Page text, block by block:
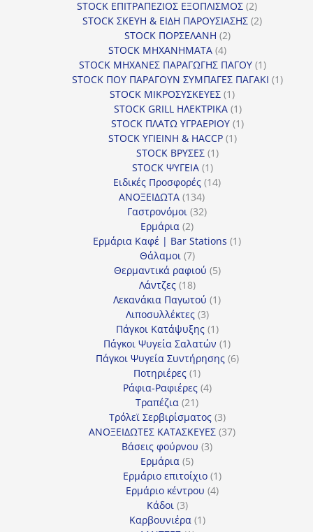
προϊόντα
STOCK ΕΠΙΤΡΑΠΕΖΙΟΣ ΕΞΟΠΛΙΣΜΟΣ 22
προϊόντα
STOCK ΣΚΕΥΗ & ΕΙΔΗ ΠΑΡΟΥΣΙΑΣΗΣ 22
STOCK ΠΟΡΣΕΛΑΝΗ 22
STOCK ΜΗΧΑΝΗΜΑΤΑ 44
προϊόντα
STOCK ΜΗΧΑΝΕΣ ΠΑΡΑΓΩΓΗΣ ΠΑΓΟΥ 11
προϊόν
STOCK ΠΟΥ ΠΑΡΑΓΟΥΝ ΣΥΜΠΑΓΕΣ ΠΑΓΑΚΙ 11
STOCK ΜΙΚΡΟΣΥΣΚΕΥΕΣ 11
προϊόν
STOCK GRILL ΗΛΕΚΤΡΙΚΑ 11
προϊόν
STOCK ΠΛΑΤΩ ΥΓΡΑΕΡΙΟΥ 11
STOCK ΥΓΙΕΙΝΗ & HACCP 11
STOCK ΒΡΥΣΕΣ 11
STOCK ΨΥΓΕΙΑ 11
προϊόν
Ειδικές Προσφορές 1414
ΑΝΟΞΕΙΔΩΤΑ 134134
προϊόντα
Γαστρονόμοι 3232
Ερμάρια 22
προϊόντα
Ερμάρια Καφέ | Bar Stations 11
Θάλαμοι 77
προϊόντα
Θερμαντικά ραφιού 55
Λάντζες 1818
προϊόντα
Λεκανάκια Παγωτού 11
Λιποσυλλέκτες 33
προϊόντα
Πάγκοι Κατάψυξης 11
προϊόν
Πάγκοι Ψυγεία Σαλατών 11
προϊόν
Πάγκοι Ψυγεία Συντήρησης 66
Ποτηριέρες 11
προϊόν
Ράφια-Ραφιέρες 44
Τραπέζια 2121
προϊόντα
Τρόλεϊ Σερβιρίσματος 33
προϊόντα
ΑΝΟΞΕΙΔΩΤΕΣ ΚΑΤΑΣΚΕΥΕΣ 3737
Βάσεις φούρνου 33
Ερμάρια 55
προϊόντα
Ερμάριο επιτοίχιο 11
προϊόν
Ερμάριο κέντρου 44
Κάδοι 33
προϊόντα
Καρβουνιέρα 11